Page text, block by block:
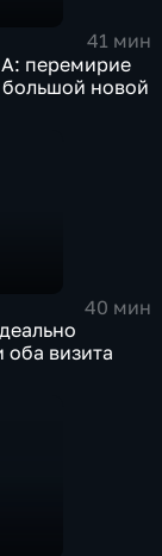
41 мин
перемирие
новой
40 мин
визита